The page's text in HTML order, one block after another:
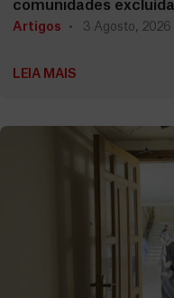
comunidades
Artigos 3 Agosto, 2026
LEIA MAIS